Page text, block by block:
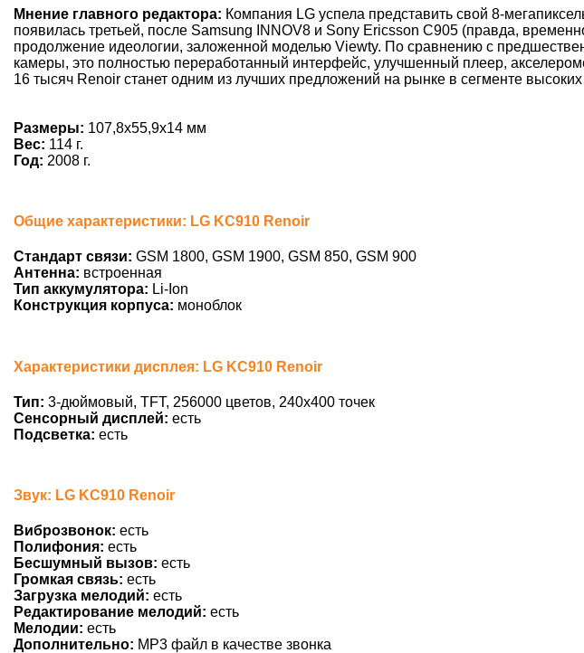
Мнение главного редактора: Компания LG успела представить свой 8-
появилась третьей, после Samsung INNOV8 и Sony Ericsson C905 (правда,
продолжение идеологии, заложенной моделью Viewty. По сравнению с
камеры, это полностью переработанный интерфейс, улучшенный плеер,
16 тысяч Renoir станет одним из лучших предложений на рынке в сегменте
Размеры: 107,8x55,9x14 мм
Вес: 114 г.
Год: 2008 г.
Общие характеристики: LG KC910 Renoir
Стандарт связи: GSM 1800, GSM 1900, GSM 850, GSM 900
Антенна: встроенная
Тип аккумулятора: Li-Ion
Конструкция корпуса: моноблок
Характеристики дисплея: LG KC910 Renoir
Тип: 3-дюймовый, TFT, 256000 цветов, 240х400 точек
Сенсорный дисплей: есть
Подсветка: есть
Звук: LG KC910 Renoir
Виброзвонок: есть
Полифония: есть
Бесшумный вызов: есть
Громкая связь: есть
Загрузка мелодий: есть
Редактирование мелодий: есть
Мелодии: есть
Дополнительно: MP3 файл в качестве звонка